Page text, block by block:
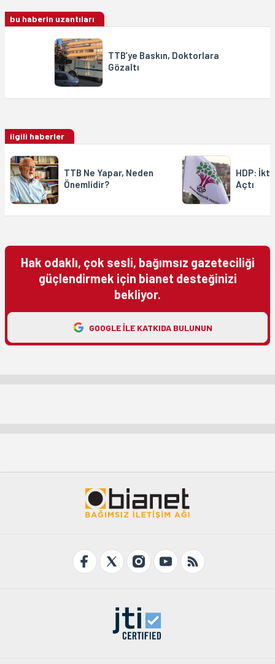
bu haberin uzantıları
TTB’ye Baskın, Doktorlara
Gözaltı
ilgili haberler
TTB Ne Yapar, Neden
Önemlidir?
HDP:
Açtı
Hak odaklı, çok sesli, bağımsız gazeteciliği
güçlendirmek için bianet desteğinizi
bekliyor.
GOOGLE ILE KATKIDA BULUNUN